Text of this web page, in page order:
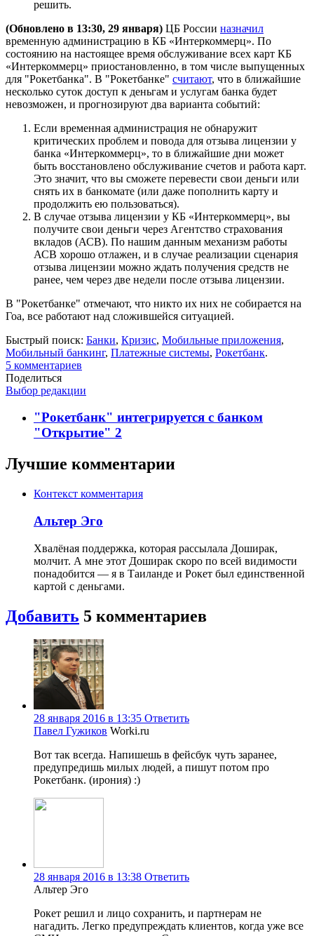
решить.
(Обновлено в 13:30, 29 января) ЦБ России назначил
временную администрацию в КБ «Интеркоммерц». По
состоянию на настоящее время обслуживание всех карт КБ
«Интеркоммерц» приостановленно, в том числе выпущенных
для "Рокетбанка". В "Рокетбанке" считают, что в ближайшие
несколько суток доступ к деньгам и услугам банка будет
невозможен, и прогнозируют два варианта событий:
Если временная администрация не обнаружит
критических проблем и повода для отзыва лицензии у
банка «Интеркоммерц», то в ближайшие дни может
быть восстановлено обслуживание счетов и работа карт.
Это значит, что вы сможете перевести свои деньги или
снять их в банкомате (или даже пополнить карту и
продолжить ею пользоваться).
В случае отзыва лицензии у КБ «Интеркоммерц», вы
получите свои деньги через Агентство страхования
вкладов (АСВ). По нашим данным механизм работы
АСВ хорошо отлажен, и в случае реализации сценария
отзыва лицензии можно ждать получения средств не
ранее, чем через две недели после отзыва лицензии.
В "Рокетбанке" отмечают, что никто их них не собирается на
Гоа, все работают над сложившейся ситуацией.
Быстрый поиск: Банки, Кризис, Мобильные приложения,
Мобильный банкинг, Платежные системы, Рокетбанк.
5 комментариев
Поделиться
Выбор редакции
"Рокетбанк" интегрируется с банком
"Открытие" 2
Лучшие комментарии
Контекст комментария
Альтер Эго
Хвалёная поддержка, которая рассылала Доширак,
молчит. А мне этот Доширак скоро по всей видимости
понадобится — я в Таиланде и Рокет был единственной
картой с деньгами.
Добавить 5 комментариев
28 января 2016 в 13:35 Ответить
Павел Гужиков Worki.ru
Вот так всегда. Напишешь в фейсбук чуть заранее,
предупредишь милых людей, а пишут потом про
Рокетбанк. (ирония) :)
28 января 2016 в 13:38 Ответить
Альтер Эго
Рокет решил и лицо сохранить, и партнерам не
нагадить. Легко предупреждать клиентов, когда уже все